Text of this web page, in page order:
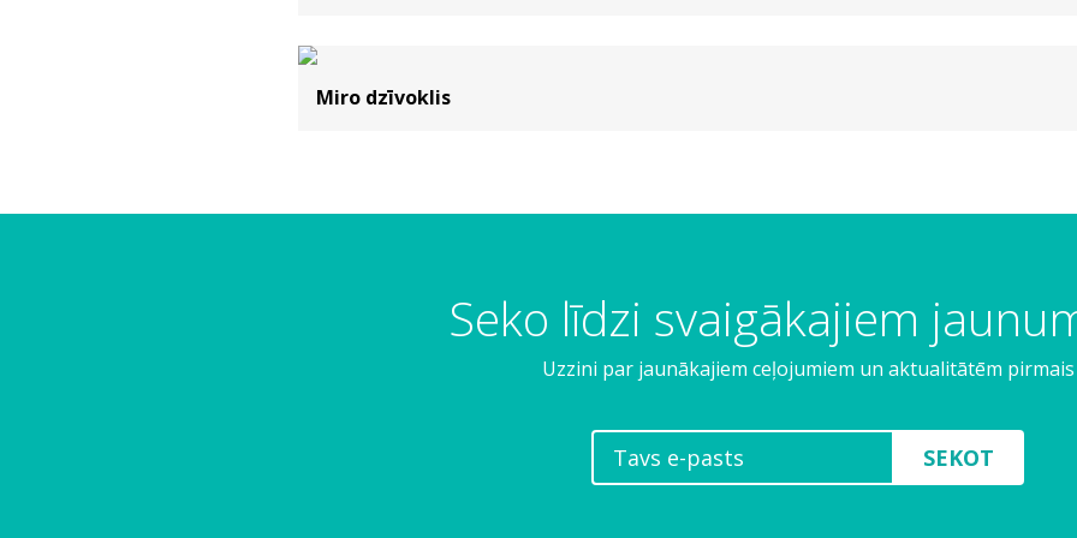
Miro dzīvoklis
Seko līdzi svaigākajiem
Uzzini par jaunākajiem ceļojumiem un aktualitātēm pirmais
SEKOT